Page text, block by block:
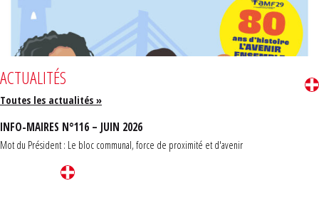
ACTUALITÉS
Toutes les actualités »
INFO-MAIRES N°116 – JUIN 2026
Mot du Président : Le bloc communal, force de proximité et d'avenir